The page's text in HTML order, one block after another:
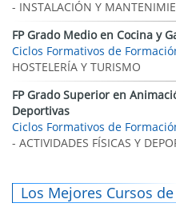
- INSTALACIÓN Y
FP Grado Medio en Cocina y
Ciclos Formativos de
HOSTELERÍA Y TURISMO
FP Grado Superior en
Deportivas
Ciclos Formativos de
- ACTIVIDADES FÍSICAS Y
Los Mejores Cursos